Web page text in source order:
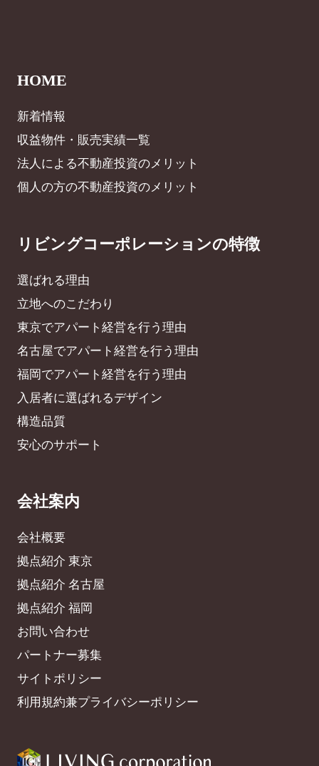
HOME
新着情報
収益物件・販売実績一覧
法人による不動産投資のメリット
個人の方の不動産投資のメリット
リビングコーポレーションの特徴
選ばれる理由
立地へのこだわり
東京でアパート経営を行う理由
名古屋でアパート経営を行う理由
福岡でアパート経営を行う理由
入居者に選ばれるデザイン
構造品質
安心のサポート
会社案内
会社概要
拠点紹介 東京
拠点紹介 名古屋
拠点紹介 福岡
お問い合わせ
パートナー募集
サイトポリシー
利用規約兼プライバシーポリシー